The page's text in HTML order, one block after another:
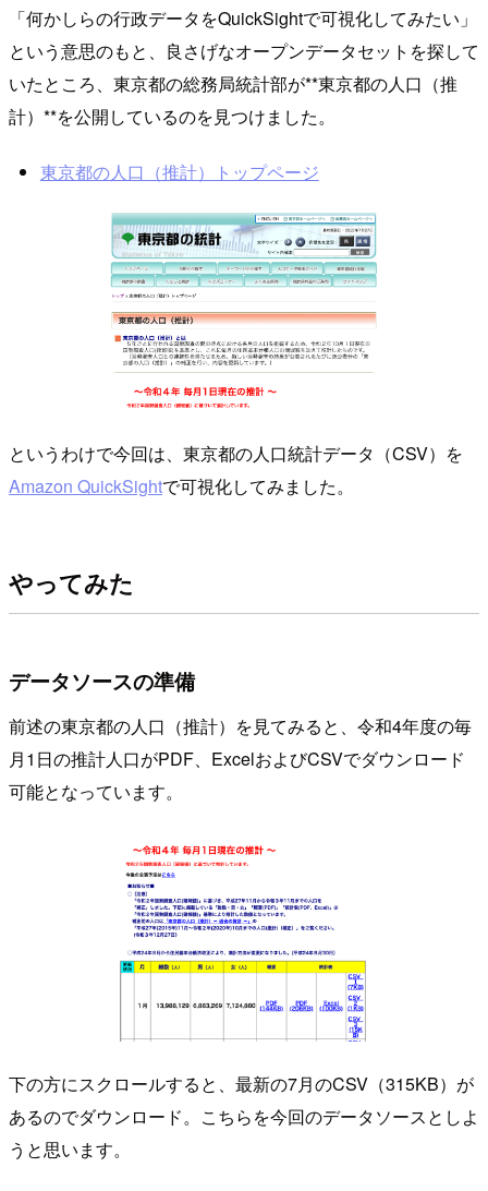
「何かしらの行政データをQuickSightで可視化してみたい」
という意思のもと、良さげなオープンデータセットを探して
いたところ、東京都の総務局統計部が**東京都の人口（推
計）**を公開しているのを見つけました。
東京都の人口（推計）トップページ
というわけで今回は、東京都の人口統計データ（CSV）を
Amazon QuickSightで可視化してみました。
やってみた
データソースの準備
前述の東京都の人口（推計）を見てみると、令和4年度の毎
月1日の推計人口がPDF、ExcelおよびCSVでダウンロード
可能となっています。
下の方にスクロールすると、最新の7月のCSV（315KB）が
あるのでダウンロード。こちらを今回のデータソースとしよ
うと思います。